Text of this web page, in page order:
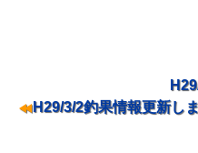
H29/3/2釣果情報更新し